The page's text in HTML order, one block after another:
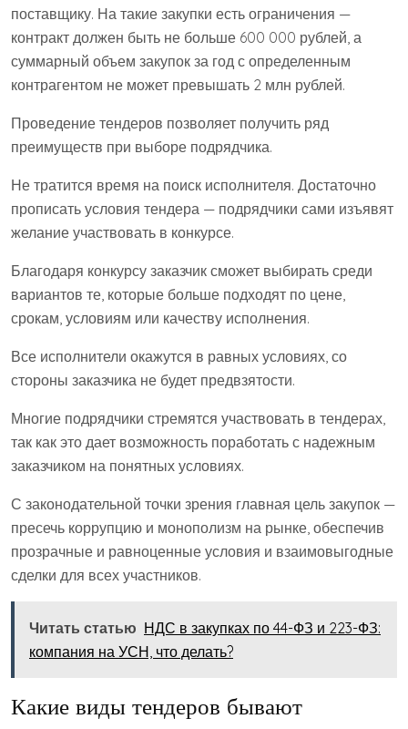
поставщику. На такие закупки есть ограничения —
контракт должен быть не больше 600 000 рублей, а
суммарный объем закупок за год с определенным
контрагентом не может превышать 2 млн рублей.
Проведение тендеров позволяет получить ряд
преимуществ при выборе подрядчика.
Не тратится время на поиск исполнителя. Достаточно
прописать условия тендера — подрядчики сами изъявят
желание участвовать в конкурсе.
Благодаря конкурсу заказчик сможет выбирать среди
вариантов те, которые больше подходят по цене,
срокам, условиям или качеству исполнения.
Все исполнители окажутся в равных условиях, со
стороны заказчика не будет предвзятости.
Многие подрядчики стремятся участвовать в тендерах,
так как это дает возможность поработать с надежным
заказчиком на понятных условиях.
С законодательной точки зрения главная цель закупок —
пресечь коррупцию и монополизм на рынке, обеспечив
прозрачные и равноценные условия и взаимовыгодные
сделки для всех участников.
Читать статью НДС в закупках по 44-ФЗ и 223-ФЗ:
компания на УСН, что делать?
Какие виды тендеров бывают